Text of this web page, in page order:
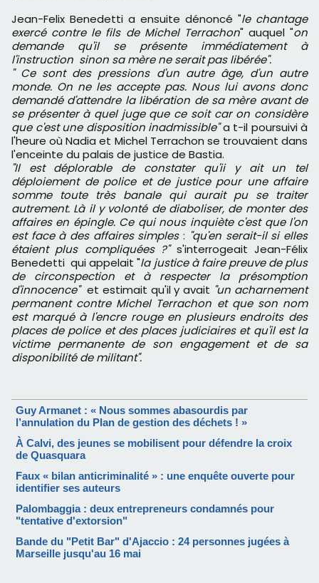
Jean-Felix Benedetti a ensuite dénoncé "le chantage
exercé contre le fils de Michel Terrachon" auquel "on
demande qu'il se présente immédiatement à
l'instruction sinon sa mère ne serait pas libérée".
" Ce sont des pressions d'un autre âge, d'un autre
monde. On ne les accepte pas. Nous lui avons donc
demandé d'attendre la libération de sa mère avant de
se présenter à quel juge que ce soit car on considère
que c'est une disposition inadmissible"a t-il poursuivi à
l'heure où Nadia et Michel Terrachon se trouvaient dans
l'enceinte du palais de justice de Bastia.
"Il est déplorable de constater qu'ii y ait un tel
déploiement de police et de justice pour une affaire
somme toute très banale qui aurait pu se traiter
autrement. Là il y volonté de diaboliser, de monter des
affaires en épingle. Ce qui nous inquiète c'est que l'on
est face à des affaires simples: "qu'en serait-il si elles
étaient plus compliquées ?"s'interrogeait Jean-Félix
Benedetti qui appelait "la justice à faire preuve de plus
de circonspection et à respecter la présomption
d'innocence" et estimait qu'il y avait "un acharnement
permanent contre Michel Terrachon et que son nom
est marqué à l'encre rouge en plusieurs endroits des
places de police et des places judiciaires et qu'il est la
victime permanente de son engagement et de sa
disponibilité de militant".
Guy Armanet : « Nous sommes abasourdis par
l’annulation du Plan de gestion des déchets ! »
À Calvi, des jeunes se mobilisent pour défendre la croix
de Quasquara
Faux « bilan anticriminalité » : une enquête ouverte pour
identifier ses auteurs
Palombaggia : deux entrepreneurs condamnés pour
"tentative d'extorsion"
Bande du "Petit Bar" d'Ajaccio : 24 personnes jugées à
Marseille jusqu'au 16 mai